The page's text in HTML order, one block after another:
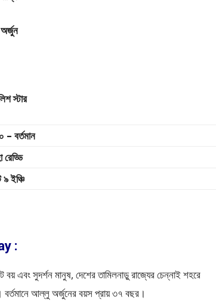
স্টার
– বর্তমান
রেড্ডি
ইঞ্চি
:
বয় এবং সুদর্শন মানুষ, দেশের তামিলনাড়ু রাজ্যের চেন্নাই শহরে
আল্লু অর্জুনের বয়স প্রায় ৩৭ বছর।